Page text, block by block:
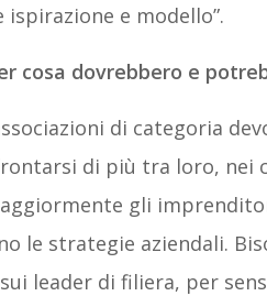
ispirazione e modello”.
cosa dovrebbero e
di categoria
di più tra loro, nei
gli
le strategie aziendali.
leader di filiera, per